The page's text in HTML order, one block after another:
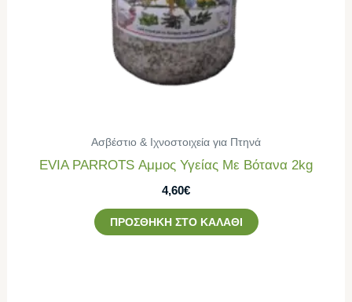
Ασβέστιο & Ιχνοστοιχεία για Πτηνά
EVIA PARROTS Αμμος Υγείας Με Βότανα 2kg
4,60€
ΠΡΟΣΘΉΚΗ ΣΤΟ ΚΑΛΆΘΙ